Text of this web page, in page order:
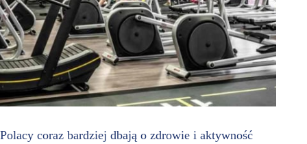
Polacy coraz bardziej dbają o zdrowie i aktywność